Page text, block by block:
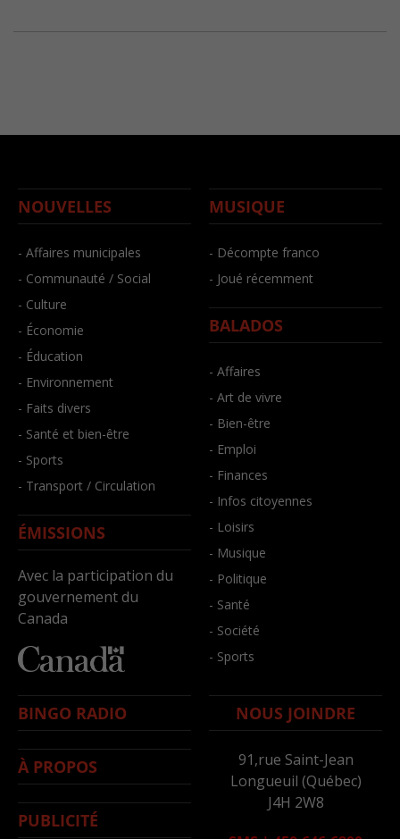
NOUVELLES
- Affaires municipales
- Communauté / Social
- Culture
- Économie
- Éducation
- Environnement
- Faits divers
- Santé et bien-être
- Sports
- Transport / Circulation
ÉMISSIONS
Avec la participation du
gouvernement du
Canada
MUSIQUE
- Décompte franco
- Joué récemment
BALADOS
- Affaires
- Art de vivre
- Bien-être
- Emploi
- Finances
- Infos citoyennes
- Loisirs
- Musique
- Politique
- Santé
- Société
- Sports
BINGO RADIO
À PROPOS
PUBLICITÉ
NOUS JOINDRE
91,rue Saint-Jean
Longueuil (Québec)
J4H 2W8